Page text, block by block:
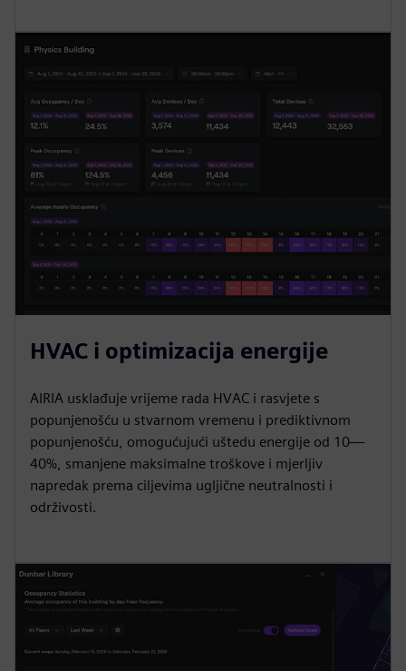
HVAC i optimizacija energije
AIRIA usklađuje vrijeme rada HVAC i rasvjete s
popunjenošću u stvarnom vremenu i prediktivnom
popunjenošću, omogućujući uštedu energije od 10—
40%, smanjene maksimalne troškove i mjerljiv
napredak prema ciljevima ugljične neutralnosti i
održivosti.